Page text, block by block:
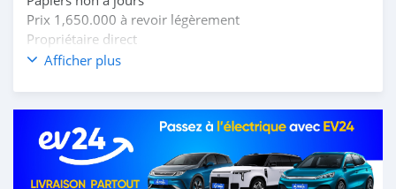
Prix 1,650.000 à revoir légèrement
Propriétaire direct
Position Dekoungbé
Afficher plus